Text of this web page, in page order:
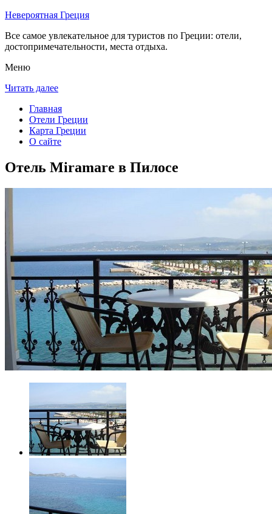
Невероятная Греция
Все самое увлекательное для туристов по Греции: отели,
достопримечательности, места отдыха.
Меню
Читать далее
Главная
Отели Греции
Карта Греции
О сайте
Отель Miramare в Пилосе